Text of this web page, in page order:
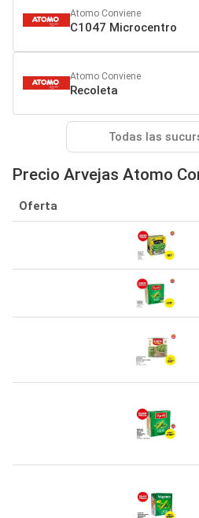
Atomo Conviene
C1047 Microcentro
Atomo Conviene
Recoleta
Todas las
Precio Arvejas Atomo
Oferta